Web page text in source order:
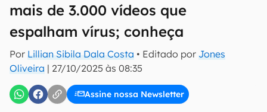
mais de 3.000 vídeos que
espalham vírus; conheça
Por Lillian Sibila Dala Costa • Editado por Jones
Oliveira | 27/10/2025 às 08:35
Assine nossa Newsletter
E-mail
inscreva-se
Confirmo que li, aceito e concordo com os Termos de
Uso e Política de Privacidade do Canaltech.